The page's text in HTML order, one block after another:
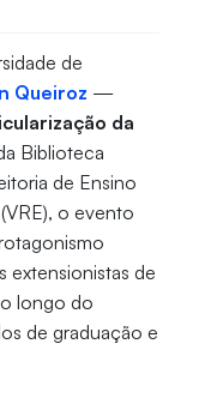
de
Queiroz —
da
Biblioteca
de Ensino
o evento
extensionistas de
longo do
de graduação e